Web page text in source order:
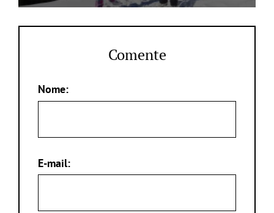
Comente
Nome:
E-mail: